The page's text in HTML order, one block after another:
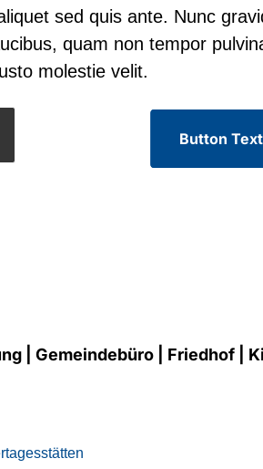
sed quis ante. Nunc
quam non tempor
molestie velit.
Button Text
Button Text
| Gemeindebüro | Friedhof |